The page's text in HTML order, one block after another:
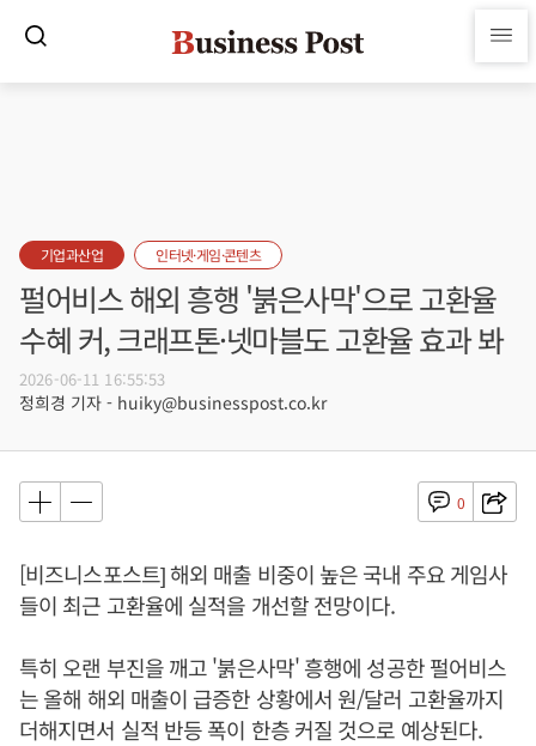
기업과산업 인터넷·게임·콘텐츠
펄어비스 해외 흥행 '붉은사막'으로 고환율
수혜 커, 크래프톤·넷마블도 고환율 효과 봐
2026-06-11 16:55:53
정희경 기자 - huiky@businesspost.co.kr
0
[비즈니스포스트] 해외 매출 비중이 높은 국내 주요 게임사
들이 최근 고환율에 실적을 개선할 전망이다.
특히 오랜 부진을 깨고 '붉은사막' 흥행에 성공한 펄어비스
는 올해 해외 매출이 급증한 상황에서 원/달러 고환율까지
더해지면서 실적 반등 폭이 한층 커질 것으로 예상된다.